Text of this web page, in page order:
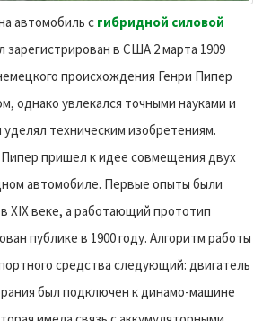
автомобиль с гибридной силовой
зарегистрирован в США 2 марта 1909
происхождения Генри Пипер
однако увлекался точными науками и
техническим изобретениям.
пришел к идее совмещения двух
автомобиле. Первые опыты были
XIX веке, а работающий прототип
публике в 1900 году. Алгоритм работы
средства следующий: двигатель
был подключен к динамо-машине